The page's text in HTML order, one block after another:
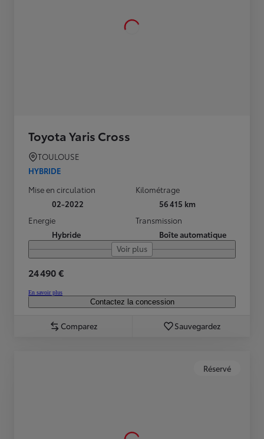
Toyota Yaris Cross
TOULOUSE
HYBRIDE
Mise en circulation
02-2022
Kilométrage
56 415 km
Energie
Hybride
Transmission
Boîte automatique
Voir plus
24 490 €
En savoir plus
Contactez la concession
Comparez Sauvegardez
Réservé